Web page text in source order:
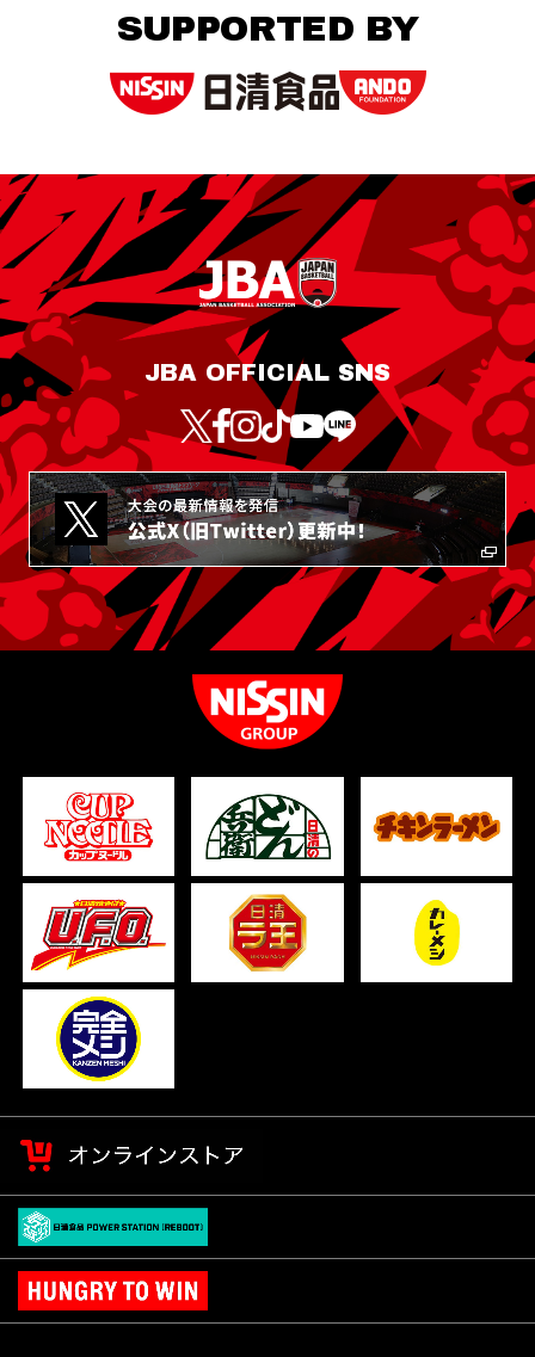
SUPPORTED BY
JBA OFFICIAL SNS